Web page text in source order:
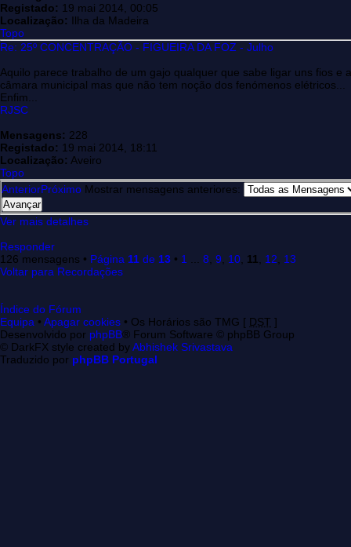
Registado: 19 mai 2014, 00:05
Localização: Ilha da Madeira
Topo
Re: 25º CONCENTRAÇÃO - FIGUEIRA DA FOZ - Julho
Aquilo parece trabalho de um gajo qualquer que sabe ligar uns fios e
câmara municipal mas que não tem noção dos fenómenos elétricos...
Enfim...
RJSC
Mensagens: 228
Registado: 19 mai 2014, 18:11
Localização: Aveiro
Topo
AnteriorPróximo Mostrar mensagens anteriores:
Ver mais detalhes
Responder
126 mensagens • Página 11 de 13 • 1 8 9 10 11 12
13
Voltar para Recordações
Índice do Fórum
Equipa • Apagar cookies • Os Horários são TMG [ DST ]
Desenvolvido por phpBB® Forum Software © phpBB Group
© DarkFX style created byAbhishek Srivastava
Traduzido por phpBB Portugal